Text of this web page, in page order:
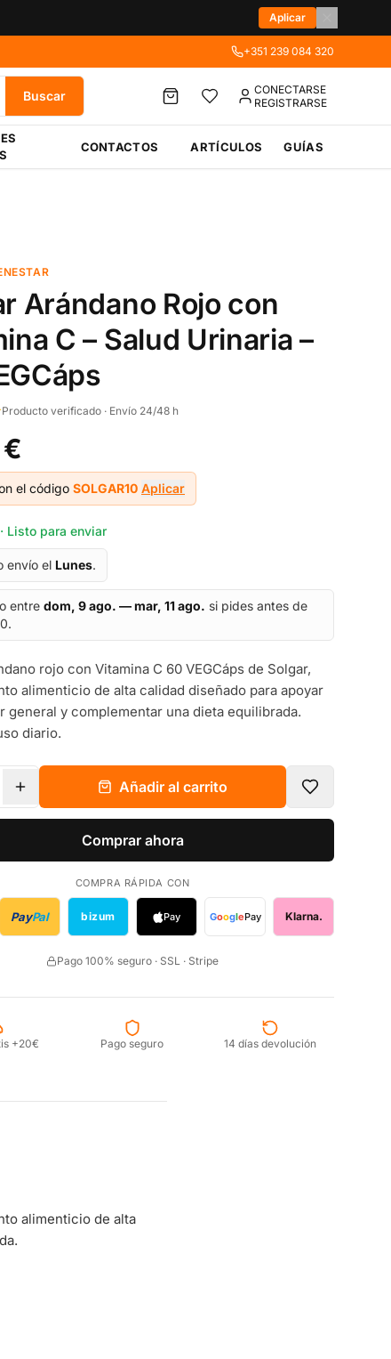
Aplicar
+351 239 084 320
Buscar
CONECTARSE
REGISTRARSE
CONTACTOS ARTÍCULOS GUÍAS
Arándano Rojo con
C – Salud Urinaria –
Producto verificado · Envío 24/48 h
el código SOLGAR10 Aplicar
Listo para enviar
envío el Lunes.
entre dom, 9 ago. — mar, 11 ago. si pides antes de
rojo con Vitamina C 60 VEGCáps de Solgar,
alimenticio de alta calidad diseñado para apoyar
general y complementar una dieta equilibrada.
diario.
Añadir al carrito
Comprar ahora
COMPRA RÁPIDA CON
PayPal bizum Pay GooglePay Klarna.
Pago 100% seguro · SSL · Stripe
+20€ Pago seguro 14 días devolución
alimenticio de alta